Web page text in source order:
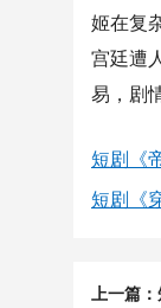
姬在复
宫廷遭
易，剧
短剧《
短剧《
上一篇